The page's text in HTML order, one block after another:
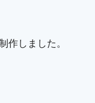
作しました。